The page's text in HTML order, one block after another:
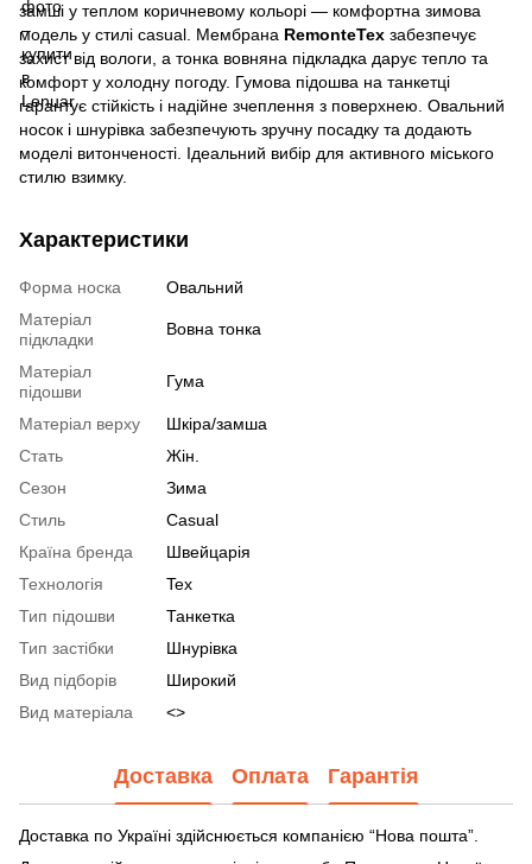
замші у теплом коричневому кольорі — комфортна зимова
модель у стилі casual. Мембрана RemonteTex забезпечує
захист від вологи, а тонка вовняна підкладка дарує тепло та
комфорт у холодну погоду. Гумова підошва на танкетці
гарантує стійкість і надійне зчеплення з поверхнею. Овальний
носок і шнурівка забезпечують зручну посадку та додають
моделі витонченості. Ідеальний вибір для активного міського
стилю взимку.
Характеристики
Форма носка
Овальний
Матеріал
підкладки
Вовна тонка
Матеріал
підошви
Гума
Матеріал верху
Шкіра/замша
Стать
Жін.
Сезон
Зима
Стиль
Casual
Країна бренда
Швейцарія
Технологія
Tex
Тип підошви
Танкетка
Тип застібки
Шнурівка
Вид підборів
Широкий
Вид матеріала
<>
Доставка Оплата Гарантія
Доставка по Україні здійснюється компанією “Нова пошта”.